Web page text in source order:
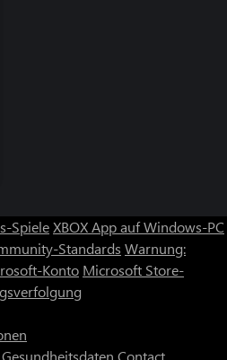
SpieleXBOX App auf Windows-PC
Standards Warnung:
Konto Microsoft Store-
Contact